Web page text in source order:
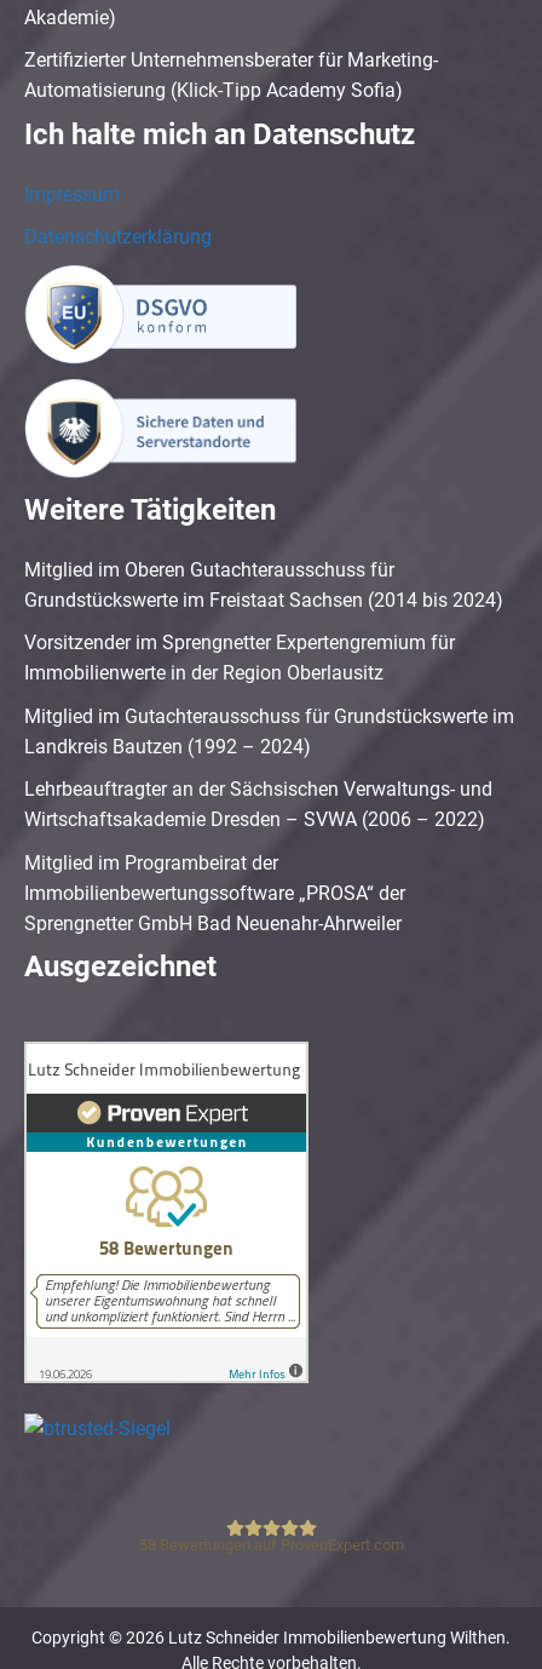
Akademie)
Zertifizierter Unternehmensberater für Marketing-
Automatisierung (Klick-Tipp Academy Sofia)
Ich halte mich an Datenschutz
Impressum
Datenschutzerklärung
Weitere Tätigkeiten
Mitglied im Oberen Gutachterausschuss für
Grundstückswerte im Freistaat Sachsen (2014 bis 2024)
Vorsitzender im Sprengnetter Expertengremium für
Immobilienwerte in der Region Oberlausitz
Mitglied im Gutachterausschuss für Grundstückswerte im
Landkreis Bautzen (1992 – 2024)
Lehrbeauftragter an der Sächsischen Verwaltungs- und
Wirtschaftsakademie Dresden – SVWA (2006 – 2022)
Mitglied im Programbeirat der
Immobilienbewertungssoftware „PROSA“ der
Sprengnetter GmbH Bad Neuenahr-Ahrweiler
Ausgezeichnet
Lutz Schneider Immobilienbewertung
58 Bewertungen auf ProvenExpert.com
Copyright © 2026 Lutz Schneider Immobilienbewertung Wilthen.
Alle Rechte vorbehalten.